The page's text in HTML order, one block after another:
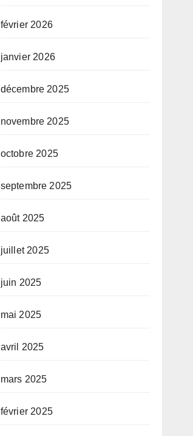
février 2026
janvier 2026
décembre 2025
novembre 2025
octobre 2025
septembre 2025
août 2025
juillet 2025
juin 2025
mai 2025
avril 2025
mars 2025
février 2025